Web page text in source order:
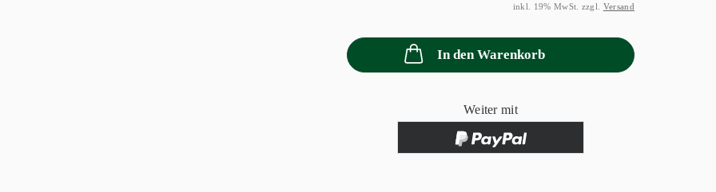
inkl. 19% MwSt. zzgl. Versand
In den Warenkorb
Weiter mit